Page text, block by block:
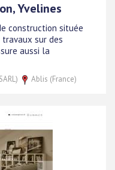
Yvelines
construction située
sur des
aussi la
Ablis (France)